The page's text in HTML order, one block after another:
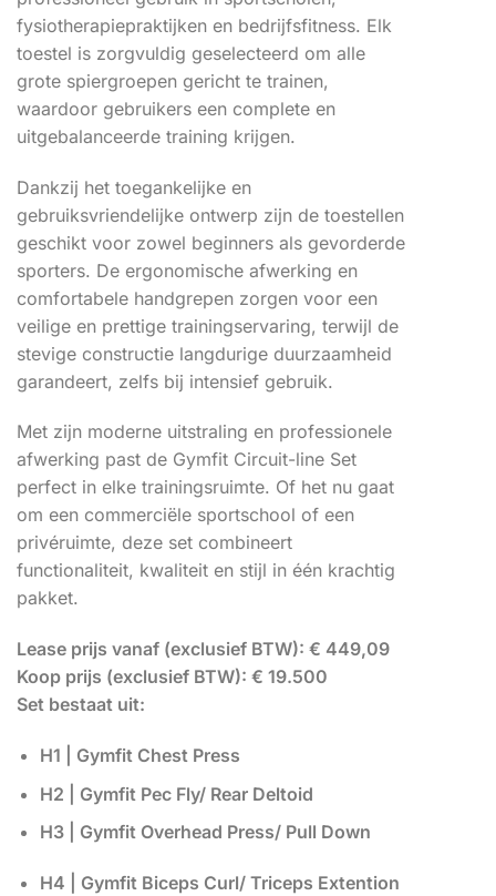
fysiotherapiepraktijken en bedrijfsfitness. Elk
toestel is zorgvuldig geselecteerd om alle
grote spiergroepen gericht te trainen,
waardoor gebruikers een complete en
uitgebalanceerde training krijgen.
Dankzij het toegankelijke en
gebruiksvriendelijke ontwerp zijn de toestellen
geschikt voor zowel beginners als gevorderde
sporters. De ergonomische afwerking en
comfortabele handgrepen zorgen voor een
veilige en prettige trainingservaring, terwijl de
stevige constructie langdurige duurzaamheid
garandeert, zelfs bij intensief gebruik.
Met zijn moderne uitstraling en professionele
afwerking past de Gymfit Circuit-line Set
perfect in elke trainingsruimte. Of het nu gaat
om een commerciële sportschool of een
privéruimte, deze set combineert
functionaliteit, kwaliteit en stijl in één krachtig
pakket.
Lease prijs vanaf (exclusief BTW): € 449,09
Koop prijs (exclusief BTW): € 19.500
Set bestaat uit:
H1 | Gymfit Chest Press
H2 | Gymfit Pec Fly/ Rear Deltoid
H3 | Gymfit Overhead Press/ Pull Down
H4 | Gymfit Biceps Curl/ Triceps Extention